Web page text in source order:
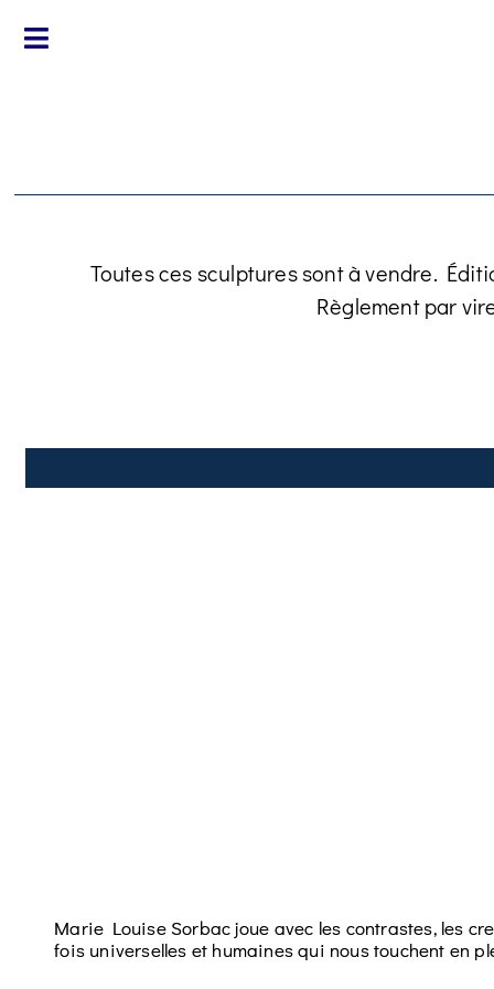
Toutes ces sculptures sont à vendre.
Règlement par
Marie Louise Sorbac joue avec les contrastes, les
fois universelles et humaines qui nous touchent en